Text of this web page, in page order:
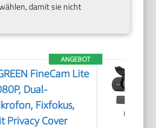
damit sie nicht
ANGEBOT
FineCam Lite
Dual-
Fixfokus,
Privacy Cover